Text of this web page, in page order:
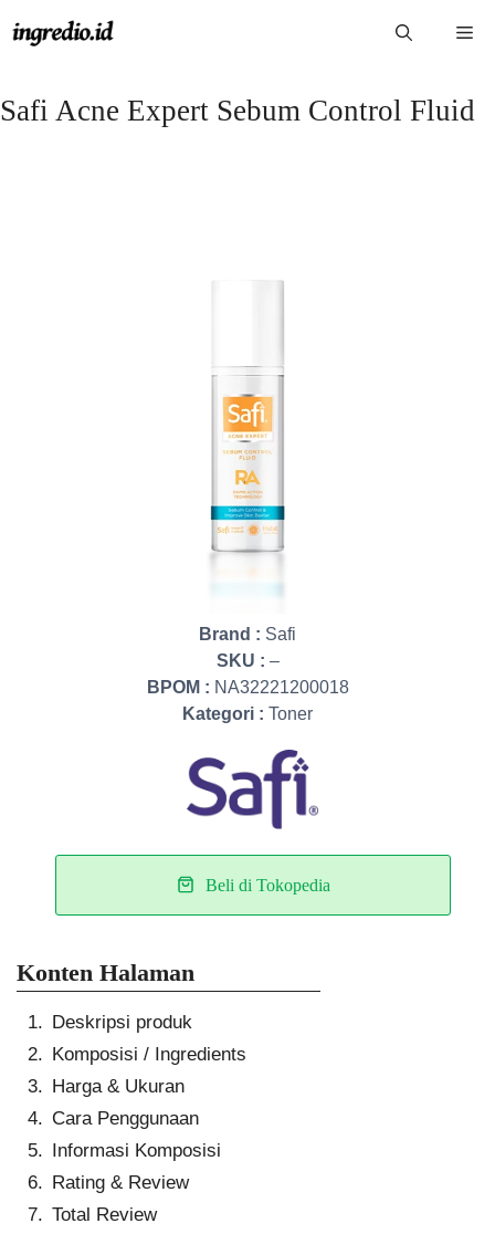
ke
Safi Acne Expert Sebum Control Fluid
Brand : Safi
SKU : –
BPOM : NA32221200018
Kategori : Toner
Beli di Tokopedia
Konten Halaman
Deskripsi produk
Komposisi / Ingredients
Harga & Ukuran
Cara Penggunaan
Informasi Komposisi
Rating & Review
Total Review